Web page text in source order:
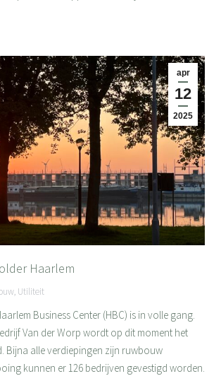
apr
12
2025
Haarlem
, Utiliteit
Business Center (HBC) is in volle gang.
Van der Worp wordt op dit moment het
Bijna alle verdiepingen zijn ruwbouw
kunnen er 126 bedrijven gevestigd worden.